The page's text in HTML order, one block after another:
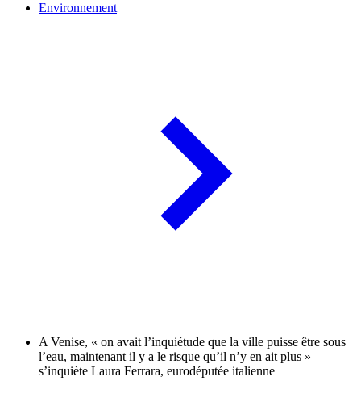
Environnement
A Venise, « on avait l’inquiétude que la ville puisse être sous
l’eau, maintenant il y a le risque qu’il n’y en ait plus »
s’inquiète Laura Ferrara, eurodéputée italienne